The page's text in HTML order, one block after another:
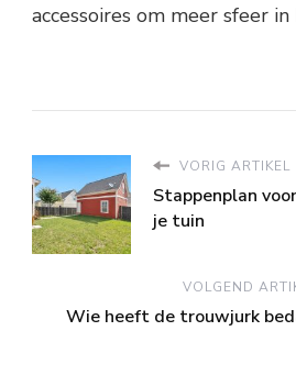
accessoires om meer sfeer
VORIG ARTIKEL
Stappenplan
je tuin
VOLGEND
Wie heeft de trouwjurk